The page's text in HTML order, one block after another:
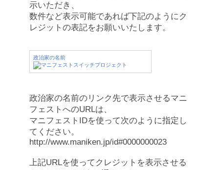
示いただき、
数件など表示可能であれば下記のようにク
レジットの表記をお願いいたします。
政治家の名前
政治家の名前のリンク先で表示させるマニ
フェストへのURLは、
マニフェストIDを使って次のように指定し
てください。
http://www.maniken.jp/id#0000000023
上記URLを使ってクレジットを表示させる